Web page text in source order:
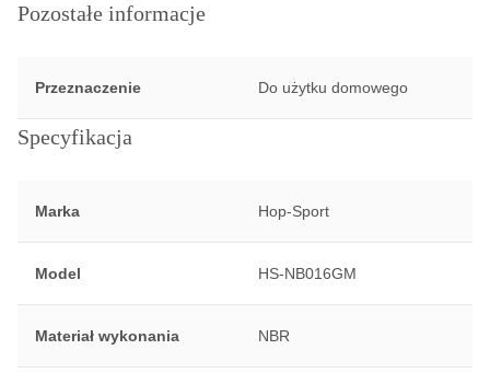
Pozostałe informacje
Przeznaczenie Do użytku domowego
Specyfikacja
Marka Hop-Sport
Model HS-NB016GM
Materiał wykonania NBR